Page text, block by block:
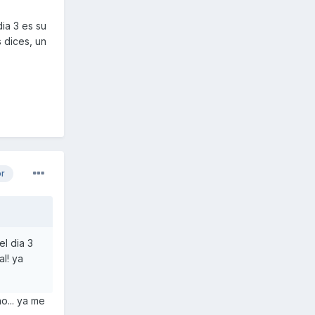
3 es su
dices, un
dia 3
ya
ya me